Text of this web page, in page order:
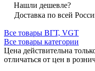
Нашли дешевле?
Доставка по всей
Все товары ВГТ, VGT
Все товары категории
Цена действительна
отличаться от цен в